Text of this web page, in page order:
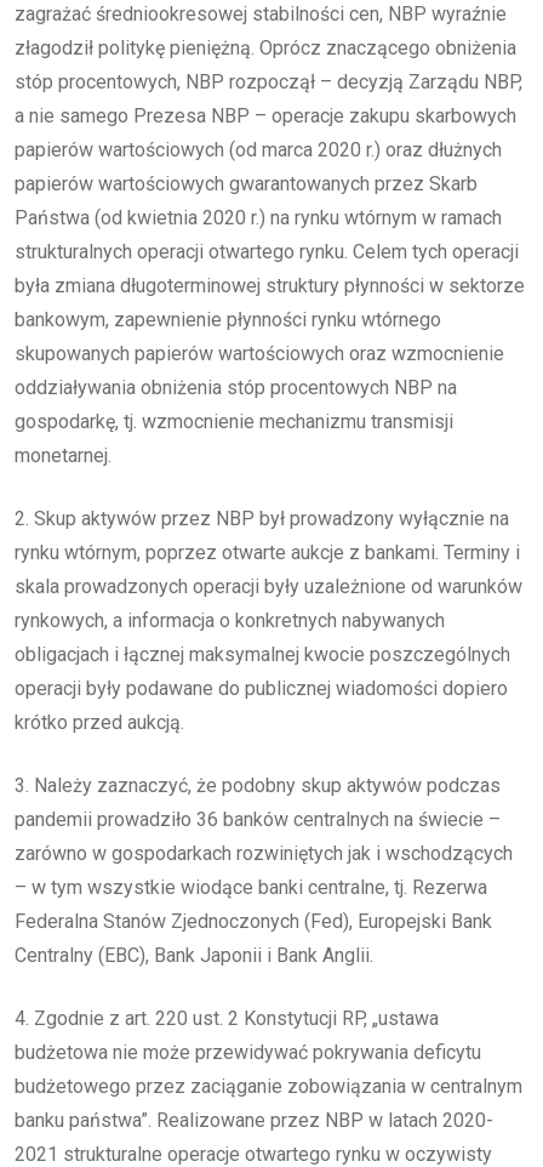
zagrażać średniookresowej stabilności cen, NBP wyraźnie
złagodził politykę pieniężną. Oprócz znaczącego obniżenia
stóp procentowych, NBP rozpoczął – decyzją Zarządu NBP,
a nie samego Prezesa NBP – operacje zakupu skarbowych
papierów wartościowych (od marca 2020 r.) oraz dłużnych
papierów wartościowych gwarantowanych przez Skarb
Państwa (od kwietnia 2020 r.) na rynku wtórnym w ramach
strukturalnych operacji otwartego rynku. Celem tych operacji
była zmiana długoterminowej struktury płynności w sektorze
bankowym, zapewnienie płynności rynku wtórnego
skupowanych papierów wartościowych oraz wzmocnienie
oddziaływania obniżenia stóp procentowych NBP na
gospodarkę, tj. wzmocnienie mechanizmu transmisji
monetarnej.
2. Skup aktywów przez NBP był prowadzony wyłącznie na
rynku wtórnym, poprzez otwarte aukcje z bankami. Terminy i
skala prowadzonych operacji były uzależnione od warunków
rynkowych, a informacja o konkretnych nabywanych
obligacjach i łącznej maksymalnej kwocie poszczególnych
operacji były podawane do publicznej wiadomości dopiero
krótko przed aukcją.
3. Należy zaznaczyć, że podobny skup aktywów podczas
pandemii prowadziło 36 banków centralnych na świecie –
zarówno w gospodarkach rozwiniętych jak i wschodzących
– w tym wszystkie wiodące banki centralne, tj. Rezerwa
Federalna Stanów Zjednoczonych (Fed), Europejski Bank
Centralny (EBC), Bank Japonii i Bank Anglii.
4. Zgodnie z art. 220 ust. 2 Konstytucji RP, „ustawa
budżetowa nie może przewidywać pokrywania deficytu
budżetowego przez zaciąganie zobowiązania w centralnym
banku państwa”. Realizowane przez NBP w latach 2020-
2021 strukturalne operacje otwartego rynku w oczywisty